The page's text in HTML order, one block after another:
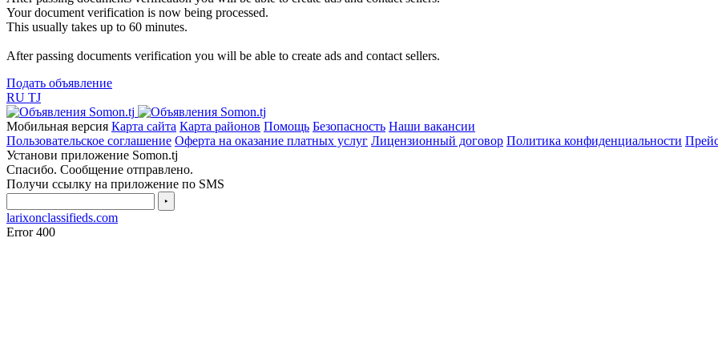
Your document verification is now being processed.
This usually takes up to 60 minutes.
After passing documents verification you will be able to create ads and contact sellers.
Подать объявление
RU TJ
Мобильная версия Карта сайта Карта районов Помощь Безопасность Наши вакансии
Пользовательское соглашение Оферта на оказание платных услуг Лицензионный договор Политика конфиденциальности
Установи приложение Somon.tj
Спасибо. Сообщение отправлено.
Получи ссылку на приложение по SMS
‣
larixonclassifieds.com
Error 400